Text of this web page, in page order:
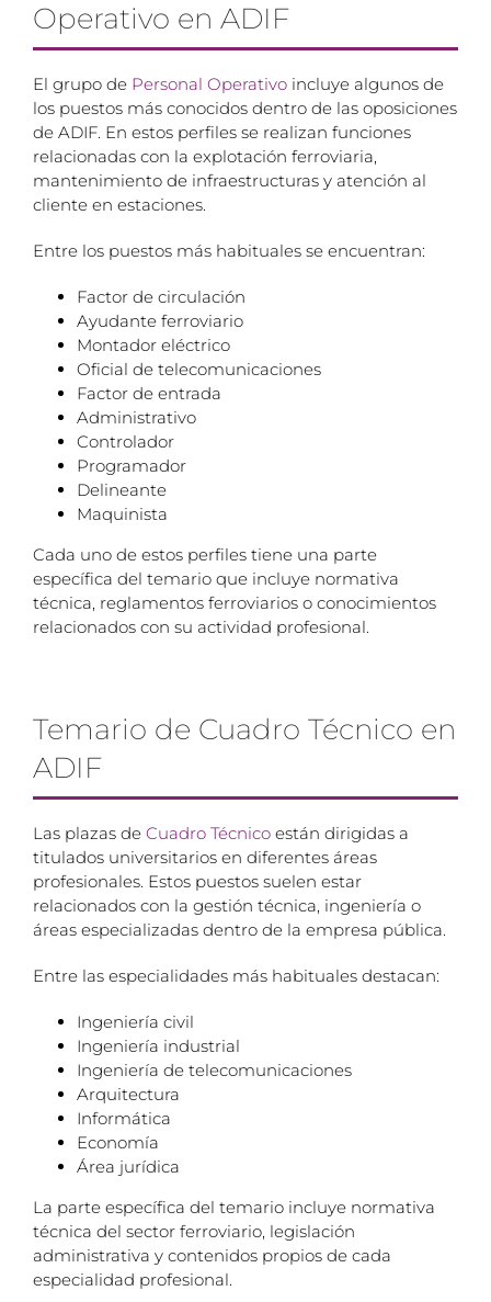
Operativo en ADIF
El grupo de Personal Operativoincluye algunos de
los puestos más conocidos dentro de las oposiciones
de ADIF. En estos perfiles se realizan funciones
relacionadas con la explotación ferroviaria,
mantenimiento de infraestructuras y atención al
cliente en estaciones.
Entre los puestos más habituales se encuentran:
Factor de circulación
Ayudante ferroviario
Montador eléctrico
Oficial de telecomunicaciones
Factor de entrada
Administrativo
Controlador
Programador
Delineante
Maquinista
Cada uno de estos perfiles tiene una parte
específica del temario que incluye normativa
técnica, reglamentos ferroviarios o conocimientos
relacionados con su actividad profesional.
Temario de Cuadro Técnico en
ADIF
Las plazas de Cuadro Técnicoestán dirigidas a
titulados universitarios en diferentes áreas
profesionales. Estos puestos suelen estar
relacionados con la gestión técnica, ingeniería o
áreas especializadas dentro de la empresa pública.
Entre las especialidades más habituales destacan:
Ingeniería civil
Ingeniería industrial
Ingeniería de telecomunicaciones
Arquitectura
Informática
Economía
Área jurídica
La parte específica del temario incluye normativa
técnica del sector ferroviario, legislación
administrativa y contenidos propios de cada
especialidad profesional.